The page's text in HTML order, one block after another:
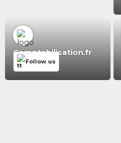
Comptabilisation.fr
Follow us